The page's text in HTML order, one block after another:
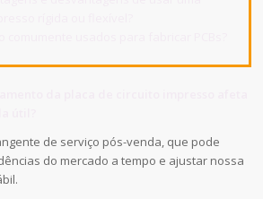
de serviço pós-venda, que pode
do mercado a tempo e ajustar nossa